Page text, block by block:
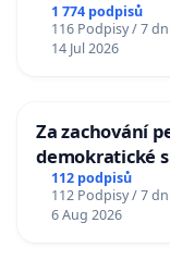
1 774 podpisů
116 Podpisy / 7
14 Jul 2026
Za zachování
demokratické
112 podpisů
112 Podpisy / 7
6 Aug 2026